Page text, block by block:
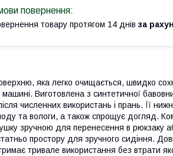
товару протягом 14 днів за
яка легко очищається, швидко
Виготовлена з синтетичної
численних використань і прань. Її
та вологи, а також спрощує догляд.
зручною для перенесення в рюкзаку
простору для зручного сидіння.
тривале використання без втрати